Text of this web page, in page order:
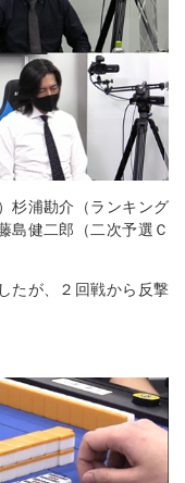
杉浦勘介（ランキング
島健二郎（二次予選Ｃ
たが、２回戦から反撃